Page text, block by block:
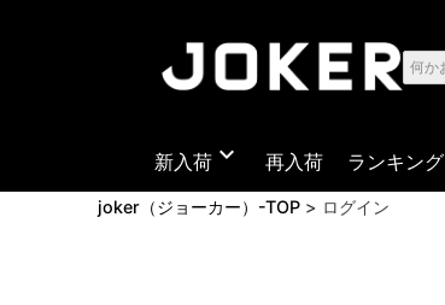
新入荷 expand_more 再入荷 ランキング
joker（ジョーカー）-TOP ログイン